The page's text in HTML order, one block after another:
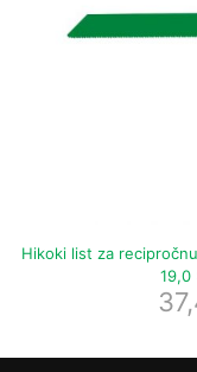
Hikoki list za
19,0